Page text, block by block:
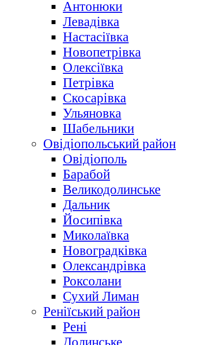
Антонюки
Левадівка
Настасіївка
Новопетрівка
Олексіївка
Петрівка
Скосарівка
Ульяновка
Шабельники
Овідіопольський район
Овідіополь
Барабой
Великодолинське
Дальник
Йосипівка
Миколаївка
Новоградківка
Олександрівка
Роксолани
Сухий Лиман
Реніїський район
Рені